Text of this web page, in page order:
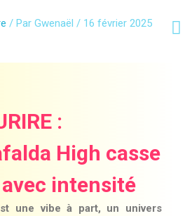
/ ParGwenaël / 16 février 2025
:
High casse
intensité
une vibe à part, un univers